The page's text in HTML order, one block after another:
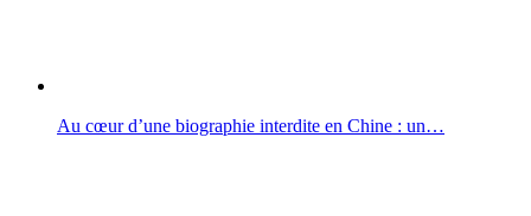
Au cœur d’une biographie interdite en Chine : un…